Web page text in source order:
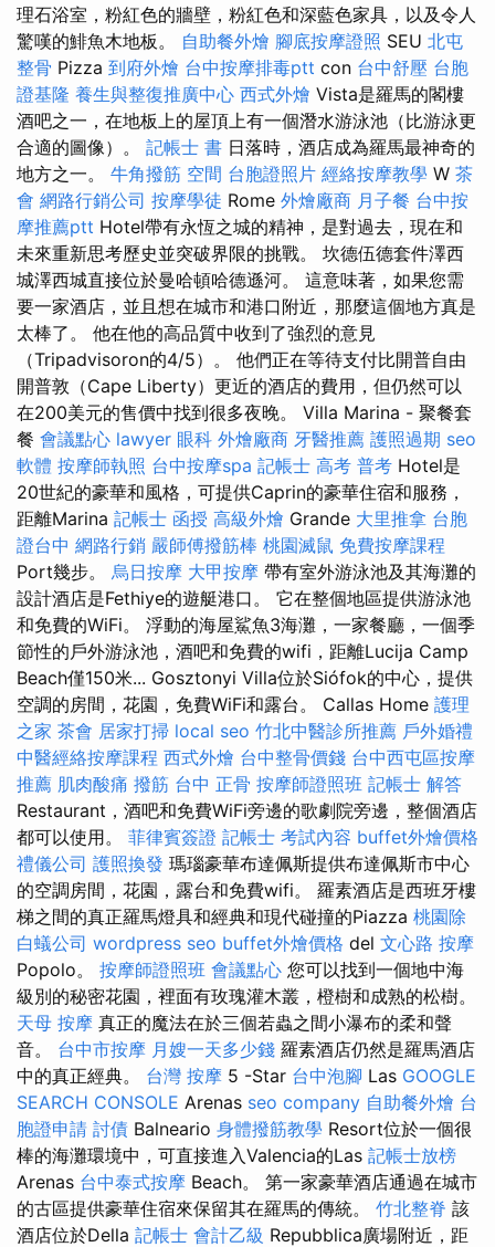
理石浴室，粉紅色的牆壁，粉紅色和深藍色家具，以及令人
驚嘆的鯡魚木地板。 自助餐外燴 腳底按摩證照 SEU 北屯
整骨 Pizza 到府外燴 台中按摩排毒ptt con 台中舒壓 台胞
證基隆 養生與整復推廣中心 西式外燴 Vista是羅馬的閣樓
酒吧之一，在地板上的屋頂上有一個潛水游泳池（比游泳更
合適的圖像）。 記帳士 書 日落時，酒店成為羅馬最神奇的
地方之一。 牛角撥筋 空間 台胞證照片 經絡按摩教學 W 茶
會 網路行銷公司 按摩學徒 Rome 外燴廠商 月子餐 台中按
摩推薦ptt Hotel帶有永恆之城的精神，是對過去，現在和
未來重新思考歷史並突破界限的挑戰。 坎德伍德套件澤西
城澤西城直接位於曼哈頓哈德遜河。 這意味著，如果您需
要一家酒店，並且想在城市和港口附近，那麼這個地方真是
太棒了。 他在他的高品質中收到了強烈的意見
（Tripadvisoron的4/5）。 他們正在等待支付比開普自由
開普敦（Cape Liberty）更近的酒店的費用，但仍然可以
在200美元的售價中找到很多夜晚。 Villa Marina - 聚餐套
餐 會議點心 lawyer 眼科 外燴廠商 牙醫推薦 護照過期 seo
軟體 按摩師執照 台中按摩spa 記帳士 高考 普考 Hotel是
20世紀的豪華和風格，可提供Caprin的豪華住宿和服務，
距離Marina 記帳士 函授 高級外燴 Grande 大里推拿 台胞
證台中 網路行銷 嚴師傅撥筋棒 桃園滅鼠 免費按摩課程
Port幾步。 烏日按摩 大甲按摩 帶有室外游泳池及其海灘的
設計酒店是Fethiye的遊艇港口。 它在整個地區提供游泳池
和免費的WiFi。 浮動的海屋鯊魚3海灘，一家餐廳，一個季
節性的戶外游泳池，酒吧和免費的wifi，距離Lucija Camp
Beach僅150米... Gosztonyi Villa位於Siófok的中心，提供
空調的房間，花園，免費WiFi和露台。 Callas Home 護理
之家 茶會 居家打掃 local seo 竹北中醫診所推薦 戶外婚禮
中醫經絡按摩課程 西式外燴 台中整骨價錢 台中西屯區按摩
推薦 肌肉酸痛 撥筋 台中 正骨 按摩師證照班 記帳士 解答
Restaurant，酒吧和免費WiFi旁邊的歌劇院旁邊，整個酒店
都可以使用。 菲律賓簽證 記帳士 考試內容 buffet外燴價格
禮儀公司 護照換發 瑪瑙豪華布達佩斯提供布達佩斯市中心
的空調房間，花園，露台和免費wifi。 羅素酒店是西班牙樓
梯之間的真正羅馬燈具和經典和現代碰撞的Piazza 桃園除
白蟻公司 wordpress seo buffet外燴價格 del 文心路 按摩
Popolo。 按摩師證照班 會議點心 您可以找到一個地中海
級別的秘密花園，裡面有玫瑰灌木叢，橙樹和成熟的松樹。
天母 按摩 真正的魔法在於三個若蟲之間小瀑布的柔和聲
音。 台中市按摩 月嫂一天多少錢 羅素酒店仍然是羅馬酒店
中的真正經典。 台灣 按摩 5 -Star 台中泡腳 Las GOOGLE
SEARCH CONSOLE Arenas seo company 自助餐外燴 台
胞證申請 討債 Balneario 身體撥筋教學 Resort位於一個很
棒的海灘環境中，可直接進入Valencia的Las 記帳士放榜
Arenas 台中泰式按摩 Beach。 第一家豪華酒店通過在城市
的古區提供豪華住宿來保留其在羅馬的傳統。 竹北整脊 該
酒店位於Della 記帳士 會計乙級 Repubblica廣場附近，距